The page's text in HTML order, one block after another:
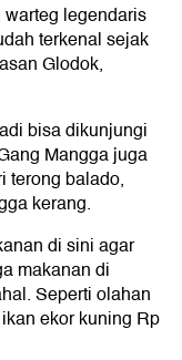
legendaris
terkenal sejak
Glodok,
bisa dikunjungi
Mangga juga
terong balado,
kerang.
di sini agar
makanan di
Seperti olahan
ekor kuning Rp